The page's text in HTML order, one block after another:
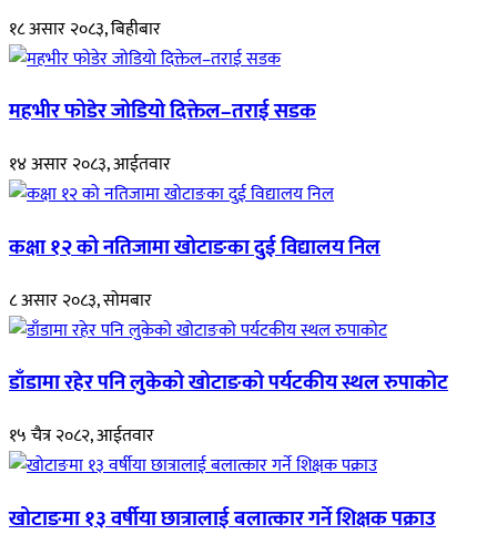
१८ असार २०८३, बिहीबार
महभीर फोडेर जोडियो दिक्तेल–तराई सडक
१४ असार २०८३, आईतवार
कक्षा १२ को नतिजामा खोटाङका दुई विद्यालय निल
८ असार २०८३, सोमबार
डाँडामा रहेर पनि लुकेको खोटाङको पर्यटकीय स्थल रुपाकोट
१५ चैत्र २०८२, आईतवार
खोटाङमा १३ वर्षीया छात्रालाई बलात्कार गर्ने शिक्षक पक्राउ